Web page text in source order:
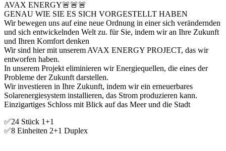
AVAX ENERGY🚨🚨🚨
GENAU WIE SIE ES SICH VORGESTELLT HABEN
Wir bewegen uns auf eine neue Ordnung in einer sich verändernden
und sich entwickelnden Welt zu. für Sie, indem wir an Ihre Zukunft
und Ihren Komfort denken
Wir sind hier mit unserem AVAX ENERGY PROJECT, das wir
entworfen haben.
In unserem Projekt eliminieren wir Energiequellen, die eines der
Probleme der Zukunft darstellen.
Wir investieren in Ihre Zukunft, indem wir ein erneuerbares
Solarenergiesystem installieren, das Strom produzieren kann.
Einzigartiges Schloss mit Blick auf das Meer und die Stadt
✅24 Stück 1+1
✅8 Einheiten 2+1 Duplex